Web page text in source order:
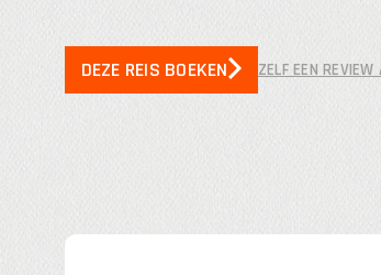
DEZE REIS BOEKEN ZELF EEN REVIEW